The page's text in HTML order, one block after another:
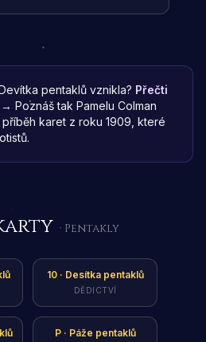
pentaklů vznikla? Přečti
→ Poznáš tak Pamelu Colman
příběh karet z roku 1909, které
· Pentakly
10· Desítka pentaklů
DĚDICTVÍ
P· Páže pentaklů